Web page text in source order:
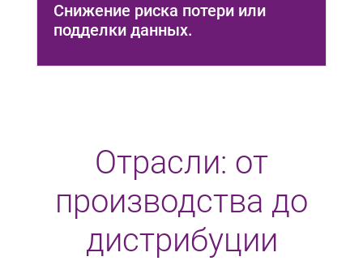
Снижение риска потери или
подделки данных.
Отрасли: от
производства до
дистрибуции